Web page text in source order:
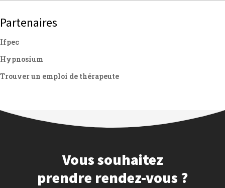
Partenaires
Ifpec
Hypnosium
Trouver un emploi de thérapeute
Vous souhaitez
prendre rendez-vous ?